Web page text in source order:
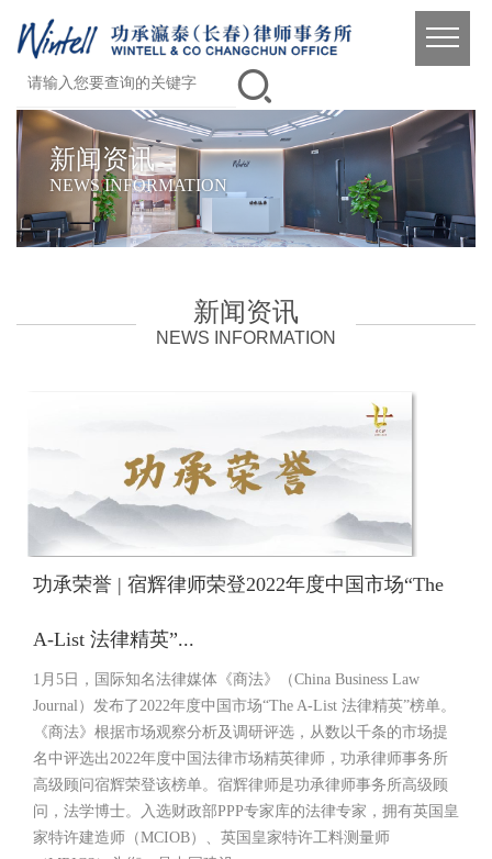
新闻资讯
NEWS INFORMATION
新闻资讯
NEWS INFORMATION
功承荣誉 | 宿辉律师荣登2022年度中国市场“The
A-List 法律精英”...
1月5日，国际知名法律媒体《商法》（China Business Law
Journal）发布了2022年度中国市场“The A-List 法律精英”榜单。
《商法》根据市场观察分析及调研评选，从数以千条的市场提
名中评选出2022年度中国法律市场精英律师，功承律师事务所
高级顾问宿辉荣登该榜单。宿辉律师是功承律师事务所高级顾
问，法学博士。入选财政部PPP专家库的法律专家，拥有英国皇
家特许建造师（MCIOB）、英国皇家特许工料测量师